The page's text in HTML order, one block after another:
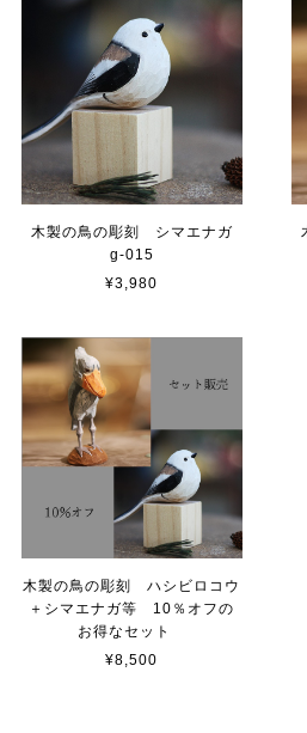
木製の鳥の彫刻 シマエナガ
g-015
¥3,980
木製の鳥の彫刻 ハシビロコウ
＋シマエナガ等 10％オフの
お得なセット
¥8,500